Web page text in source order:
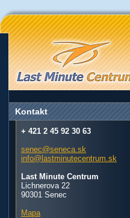
Kontakt
+ 421 2 45 92 30 63
senec@seneca.sk
info@lastminutecentrum.sk
Last Minute Centrum
Lichnerova 22
90301 Senec
Mapa